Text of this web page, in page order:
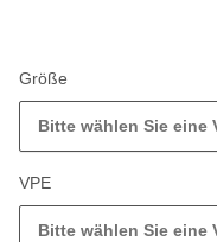
Größe
Bitte wählen Sie eine
VPE
Bitte wählen Sie eine